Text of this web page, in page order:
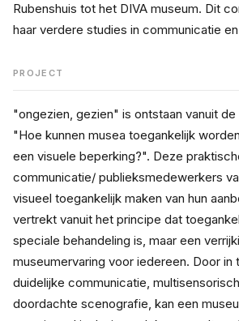
Rubenshuis tot het DIVA museum. Dit
haar verdere studies in communicatie
PROJECT
"ongezien, gezien" is ontstaan vanuit
"Hoe kunnen musea toegankelijk
een visuele beperking?". Deze
communicatie/ publieksmedewerkers
visueel toegankelijk maken van hun
vertrekt vanuit het principe dat
speciale behandeling is, maar een
museumervaring voor iedereen. Door in
duidelijke communicatie,
doordachte scenografie, kan een